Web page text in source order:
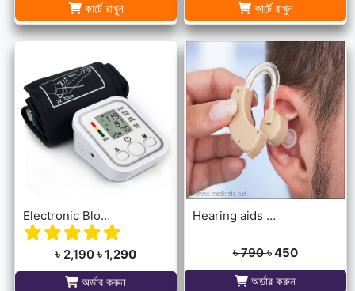
কার্টে রাখুন
কার্টে রাখুন
Electronic Blood Pressure Monitor
৳ 2,190৳ 1,290
অর্ডার করুন
Hearing aids may help improve brain function
৳ 790৳ 450
অর্ডার করুন